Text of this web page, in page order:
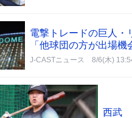
電撃トレードの巨人・
「他球団の方が出場
J-CASTニュース 8/6(木)
西武